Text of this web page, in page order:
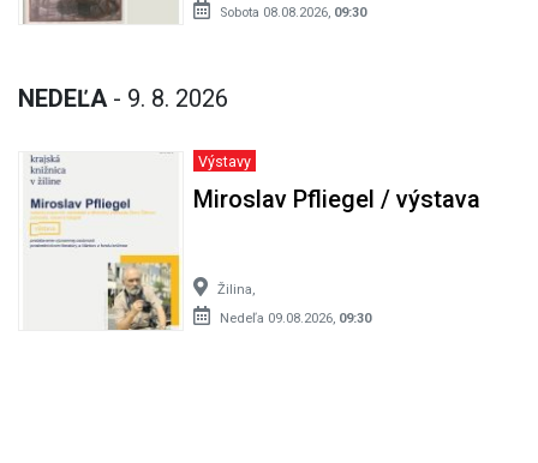
Sobota 08.08.2026, 09:30
NEDEĽA - 9. 8. 2026
Výstavy
Miroslav Pfliegel / výstava
Žilina,
Nedeľa 09.08.2026, 09:30